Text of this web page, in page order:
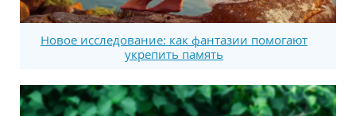
Новое исследование: как фантазии помогают
укрепить память